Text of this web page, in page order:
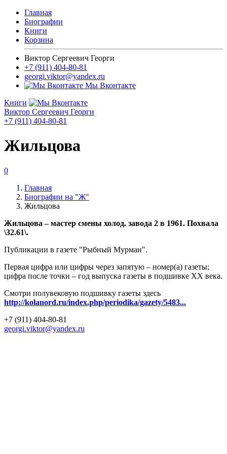
Главная
Биографии
Книги
Корзина
Виктор Сергеевич Георги
+7 (911) 404-80-81
georgi.viktor@yandex.ru
Мы Вконтакте
Книги
Виктор Сергеевич Георги
+7 (911) 404-80-81
Жильцова
0
Главная
Биографии на "Ж"
Жильцова
Жильцова – мастер смены холод. завода 2 в 1961. Похвала
\32.61\.
Публикации в газете "Рыбный Мурман".
Первая цифра или цифры через запятую – номер(а) газеты;
цифра после точки – год выпуска газеты в подшивке ХХ века.
Смотри полувековую подшивку газеты здесь
http://kolanord.ru/index.php/periodika/gazety/5483...
+7 (911) 404-80-81
georgi.viktor@yandex.ru